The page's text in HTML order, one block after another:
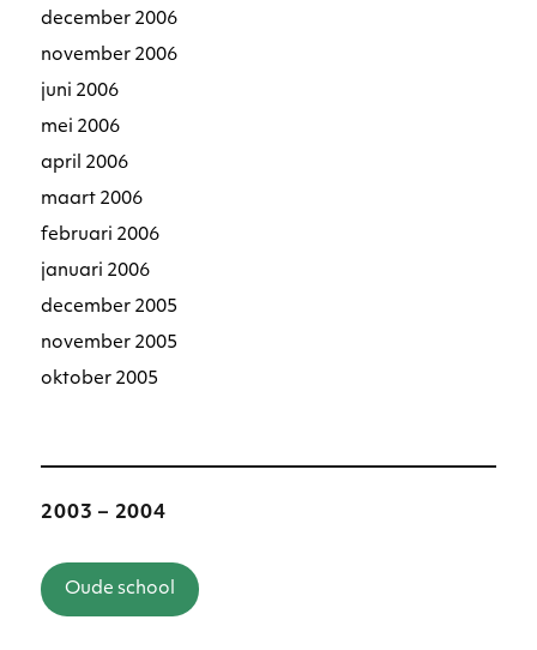
december 2006
november 2006
juni 2006
mei 2006
april 2006
maart 2006
februari 2006
januari 2006
december 2005
november 2005
oktober 2005
2003 – 2004
Oude school